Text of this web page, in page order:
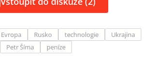
Evropa Rusko technologie
Ukrajina
Petr Šíma peníze